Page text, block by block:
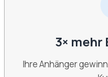
3× mehr
Ihre Anhänger